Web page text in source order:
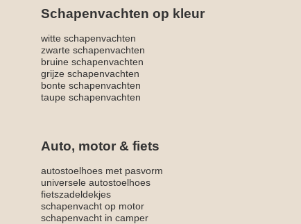
Schapenvachten op kleur
witte schapenvachten
zwarte schapenvachten
bruine schapenvachten
grijze schapenvachten
bonte schapenvachten
taupe schapenvachten
Auto, motor & fiets
autostoelhoes met pasvorm
universele autostoelhoes
fietszadeldekjes
schapenvacht op motor
schapenvacht in camper